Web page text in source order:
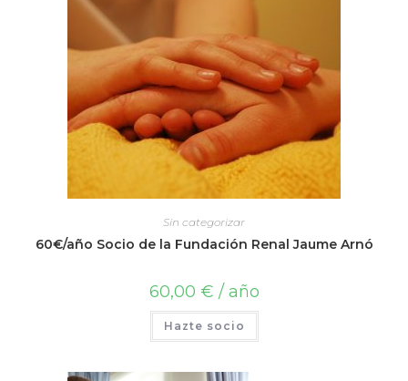
Sin categorizar
60€/año Socio de la Fundación Renal Jaume Arnó
60,00 € / año
Hazte socio